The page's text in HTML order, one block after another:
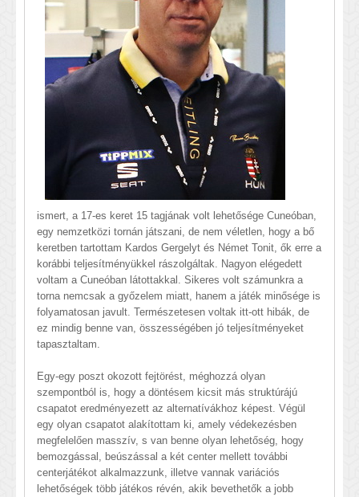
ismert, a 17-es keret 15 tagjának volt lehetősége Cuneóban,
egy nemzetközi tornán játszani, de nem véletlen, hogy a bő
keretben tartottam Kardos Gergelyt és Német Tonit, ők erre a
korábbi teljesítményükkel rászolgáltak. Nagyon elégedett
voltam a Cuneóban látottakkal. Sikeres volt számunkra a
torna nemcsak a győzelem miatt, hanem a játék minősége is
folyamatosan javult. Természetesen voltak itt-ott hibák, de
ez mindig benne van, összességében jó teljesítményeket
tapasztaltam.
Egy-egy poszt okozott fejtörést, méghozzá olyan
szempontból is, hogy a döntésem kicsit más struktúrájú
csapatot eredményezett az alternatívákhoz képest. Végül
egy olyan csapatot alakítottam ki, amely védekezésben
megfelelően masszív, s van benne olyan lehetőség, hogy
bemozgással, beúszással a két center mellett további
centerjátékot alkalmazzunk, illetve vannak variációs
lehetőségek több játékos révén, akik bevethetők a jobb